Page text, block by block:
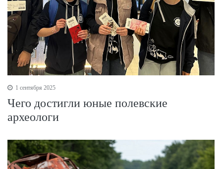
1 сентября 2025
Чего достигли юные полевские
археологи